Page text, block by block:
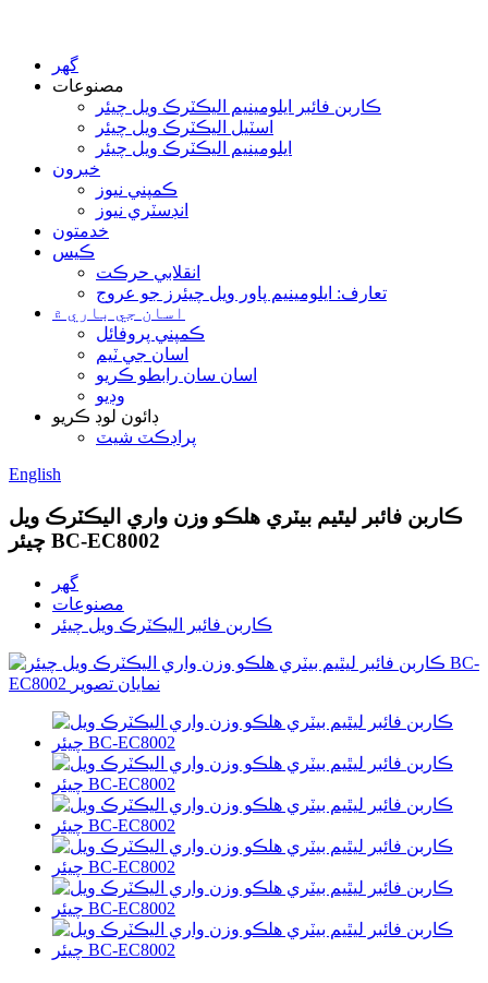
گھر
مصنوعات
ڪاربن فائبر ايلومينيم اليڪٽرڪ ويل چيئر
اسٽيل اليڪٽرڪ ويل چيئر
ايلومينيم اليڪٽرڪ ويل چيئر
خبرون
ڪمپني نيوز
انڊسٽري نيوز
خدمتون
ڪيس
انقلابي حرڪت
تعارف: ايلومينيم پاور ويل چيئرز جو عروج
اسان جي باري ۾
ڪمپني پروفائل
اسان جي ٽيم
اسان سان رابطو ڪريو
وڊيو
ڊائون لوڊ ڪريو
پراڊڪٽ شيٽ
English
ڪاربن فائبر ليٿيم بيٽري هلڪو وزن واري اليڪٽرڪ ويل
چيئر BC-EC8002
گھر
مصنوعات
ڪاربن فائبر اليڪٽرڪ ويل چيئر